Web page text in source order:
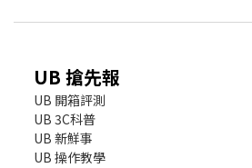
UB 搶先報
UB 開箱評測
UB 3C科普
UB 新鮮事
UB 操作教學